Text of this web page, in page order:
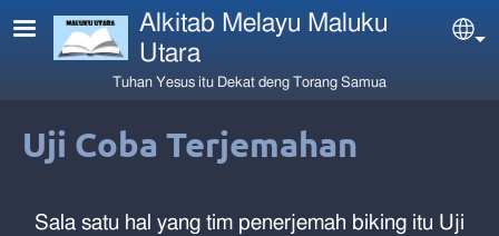
Skip to main contentAlkitab Melayu Maluku
Utara
Tuhan Yesus itu Dekat deng Torang Samua
Uji Coba Terjemahan
Sala satu hal yang tim penerjemah biking itu Uji